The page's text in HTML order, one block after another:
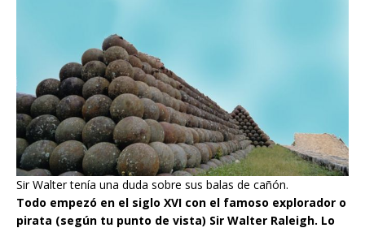
Sir Walter tenía una duda sobre sus balas de cañón.
Todo empezó en el siglo XVI con el famoso explorador o
pirata (según tu punto de vista) Sir Walter Raleigh. Lo